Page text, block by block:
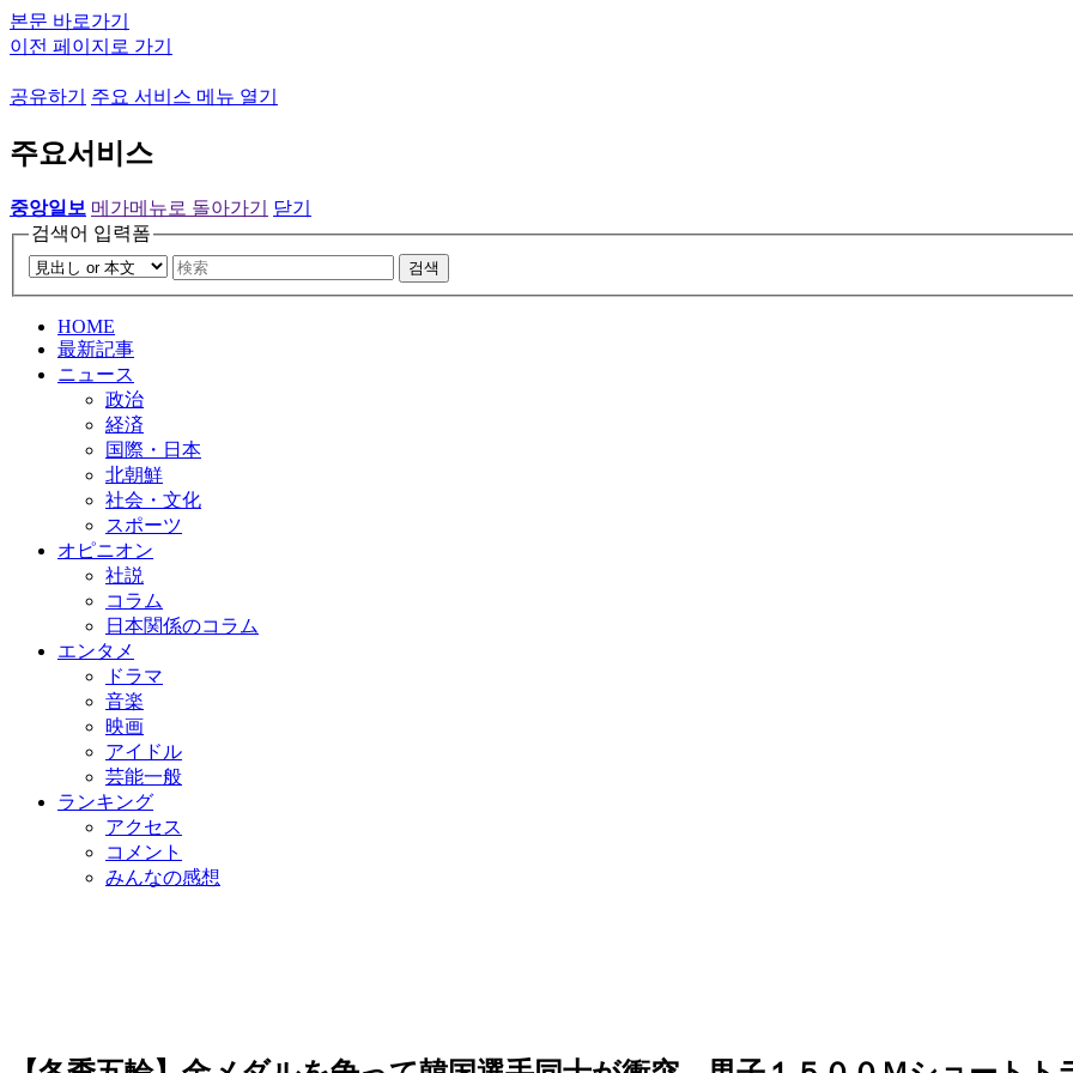
본문 바로가기
이전 페이지로 가기
공유하기 주요 서비스 메뉴 열기
주요서비스
중앙일보 메가메뉴로 돌아가기
닫기
검색어 입력폼
검색
HOME
最新記事
ニュース
政治
経済
国際・日本
北朝鮮
社会・文化
スポーツ
オピニオン
社説
コラム
日本関係のコラム
エンタメ
ドラマ
音楽
映画
アイドル
芸能一般
ランキング
アクセス
コメント
みんなの感想